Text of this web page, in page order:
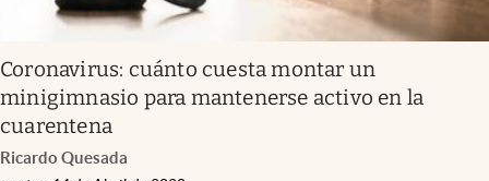
Coronavirus: cuánto cuesta montar un
minigimnasio para mantenerse activo en la
cuarentena
Ricardo Quesada